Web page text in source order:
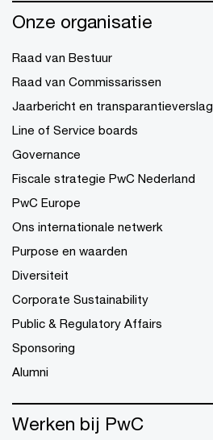
Onze organisatie
Raad van Bestuur
Raad van Commissarissen
Jaarbericht en transparantieverslag
Line of Service boards
Governance
Fiscale strategie PwC Nederland
PwC Europe
Ons internationale netwerk
Purpose en waarden
Diversiteit
Corporate Sustainability
Public & Regulatory Affairs
Sponsoring
Alumni
Werken bij PwC